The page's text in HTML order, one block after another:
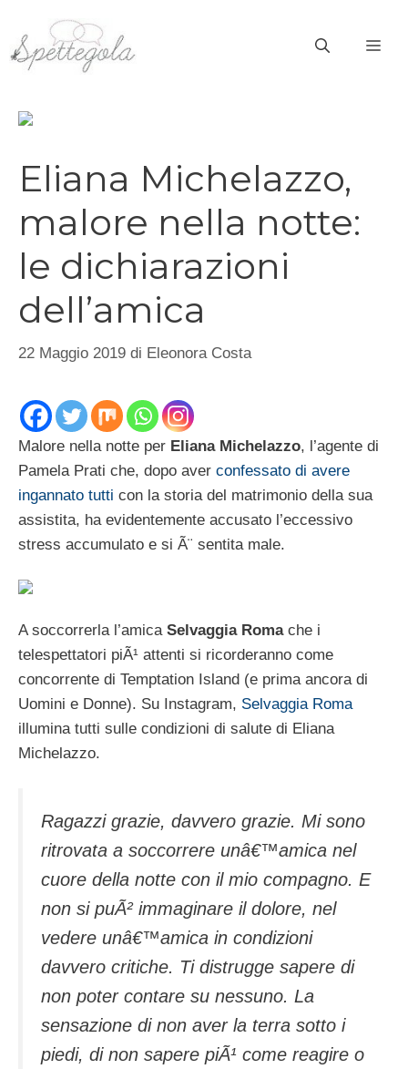
contenuto
Eliana Michelazzo,
malore nella notte:
le dichiarazioni
dell’amica
22 Maggio 2019 di Eleonora Costa
Malore nella notte per Eliana Michelazzo, l’agente di
Pamela Prati che, dopo aver confessato di avere
ingannato tutti con la storia del matrimonio della sua
assistita, ha evidentemente accusato l’eccessivo
stress accumulato e si Ã¨ sentita male.
A soccorrerla l’amica Selvaggia Romache i
telespettatori piÃ¹ attenti si ricorderanno come
concorrente di Temptation Island (e prima ancora di
Uomini e Donne). Su Instagram, Selvaggia Roma
illumina tutti sulle condizioni di salute di Eliana
Michelazzo.
Ragazzi grazie, davvero grazie. Mi sono
ritrovata a soccorrere unâ€™amica nel
cuore della notte con il mio compagno. E
non si puÃ² immaginare il dolore, nel
vedere unâ€™amica in condizioni
davvero critiche. Ti distrugge sapere di
non poter contare su nessuno. La
sensazione di non aver la terra sotto i
piedi, di non sapere piÃ¹ come reagire o